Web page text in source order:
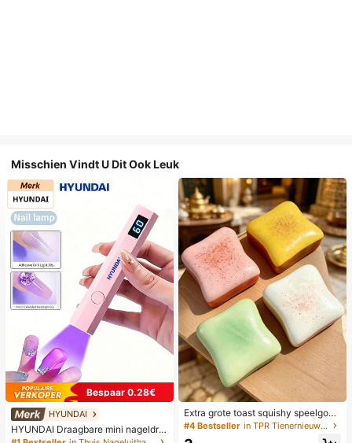
Misschien Vindt U Dit Ook Leuk
Bespaar 0.28€
HYUNDAI
HYUNDAI Draagbare mini nageldro
ger, oplaadbare handlamp UV/LED
Extra grote toast squishy speelgoe
d, superzachte boter toast stressve
#4 Bestseller in TPR Tienernieuwigheid en grappenspeelgoed